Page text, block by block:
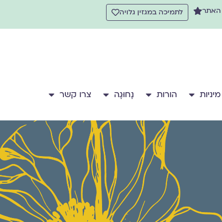
האתר לתמיכה במגזין גלויה
מיניות הורות נָחוּגָה צרו קשר